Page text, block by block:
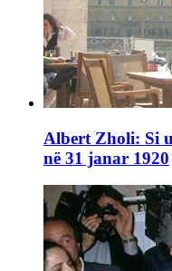
Albert Zholi: Si
në 31 janar 1920